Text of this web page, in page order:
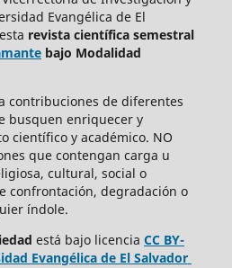
Evangélica de El
revista científica semestral
bajo Modalidad
contribuciones de diferentes
busquen enriquecer y
científico y académico. NO
que contengan carga u
cultural, social o
confrontación, degradación o
índole.
está bajo licencia CC BY-
Evangélica de El Salvador